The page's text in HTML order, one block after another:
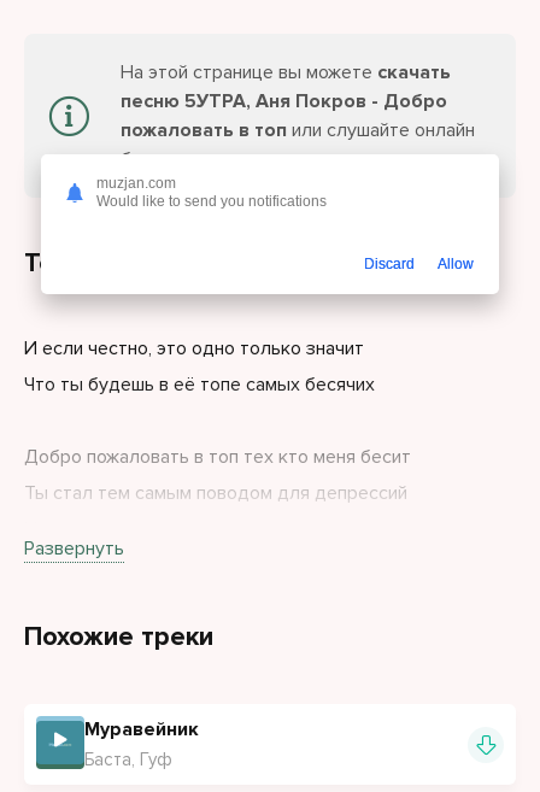
На этой странице вы можете скачать
песню 5УТРА, Аня Покров - Добро
пожаловать в топ или слушайте онлайн
бесплатно.
Текст песни
И если честно, это одно только значит
Что ты будешь в её топе самых бесячих
Добро пожаловать в топ тех кто меня бесит
Ты стал тем самым поводом для депрессий
Будешь там на первом, даже не сомневайся
Добро пожаловать в топ тех кто меня бесит
На каком ты месте в этом топе, не парься
Будешь там на первом даже не сомневайся
Развернуть
Похожие треки
Муравейник
Баста, Гуф
muzjan.com
Would like to send you notifications
Discard Allow